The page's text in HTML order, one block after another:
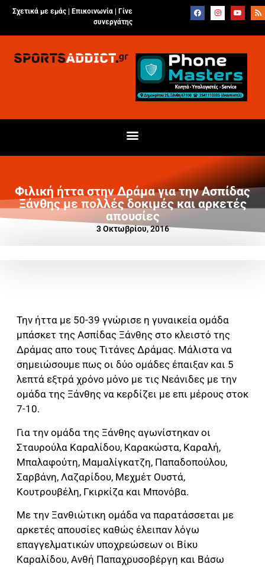
Σχετικά με εμάς | Επικοινωνία
Γίνε
συνεργάτης
Φιλική ήττα στην Δράμα για την Ασπίδας
Ξάνθης με πολλές δοκιμές και αρκετές
απουσίες
3 Οκτωβρίου, 2016
Την ήττα με 50-39 γνώρισε η γυναικεία ομάδα
μπάσκετ της Ασπίδας Ξάνθης στο κλειστό της
Δράμας απο τους Τιτάνες Δράμας. Μάλιστα να
σημειώσουμε πως οι δύο ομάδες έπαιξαν και 5
λεπτά εξτρά χρόνο μόνο με τις Νεάνιδες με την
ομάδα της Ξάνθης να κερδίζει με επι μέρους στοκ
7-10.
Για την ομάδα της Ξάνθης αγωνίστηκαν οι
Σταυρούλα Καραλίδου, Καρακώστα, Καραλή,
Μπαλαφούτη, Μαμαλίγκατζη, Παπαδοπούλου,
Σαρβάνη, Λαζαρίδου, Μεχμέτ Ουστά,
Κουτρουβέλη, Γκιρκίζα και Μπονόβα.
Με την Ξανθιώτικη ομάδα να παρατάσσεται με
αρκετές απουσίες καθώς έλειπαν λόγω
επαγγελματικών υποχρεώσεων οι Βίκυ
Καραλίδου, Ανθή Παπαχρυσοβέργη και Βάσω